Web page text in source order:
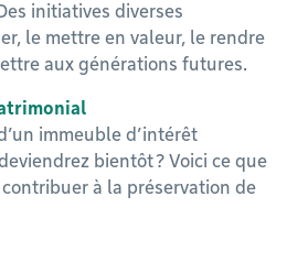
initiatives diverses
le mettre en valeur, le rendre
aux générations futures.
immeuble d’intérêt
bientôt ? Voici ce que
à la préservation de